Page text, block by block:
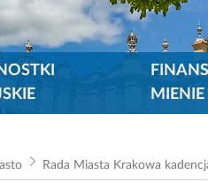
MIENIE
Rada Miasta Krakowa